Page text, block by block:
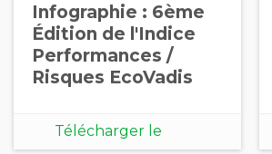
Infographie : 6ème
Édition de l'Indice
Performances /
Risques EcoVadis
Télécharger le